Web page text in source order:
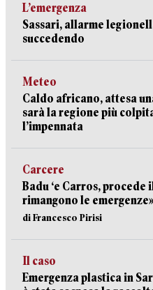
L’emergenza
Sassari, allarme
succedendo
Meteo
Caldo africano, attesa
sarà la regione più
l’impennata
Carcere
Badu ‘e Carros,
rimangono le
di Francesco Pirisi
Il caso
Emergenza plastica in